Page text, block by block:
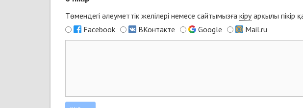
Төмендегі әлеуметтік желілері немесе сайтымызға кіруарқылы пікір
Facebook
ВКонтакте Google Mail.ru